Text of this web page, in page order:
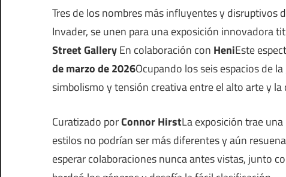
Tres de los nombres más influyentes y disruptivos
Invader, se unen para una exposición innovadora
Street GalleryEn colaboración con HeniEste
de marzo de 2026Ocupando los seis espacios de
simbolismo y tensión creativa entre el alto arte y la
Curatizado porConnor HirstLa exposición trae
estilos no podrían ser más diferentes y aún
esperar colaboraciones nunca antes vistas, junto